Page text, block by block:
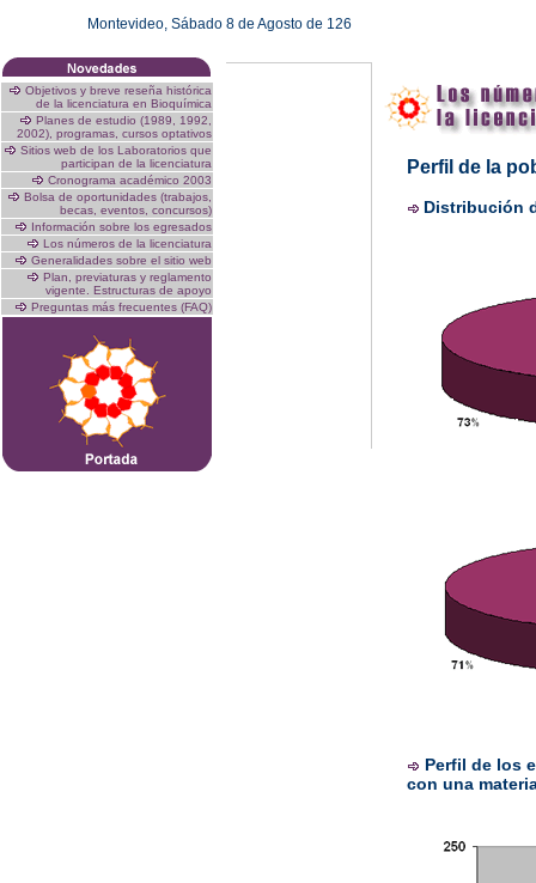
Montevideo, Sábado 8 de Agosto de 126
Objetivos y breve reseña histórica
de la licenciatura en Bioquímica
Planes de estudio (1989, 1992,
2002), programas, cursos optativos
Sitios web de los Laboratorios que
participan de la licenciatura
Cronograma académico 2003
Bolsa de oportunidades (trabajos,
becas, eventos, concursos)
Información sobre los egresados
Los números de la licenciatura
Generalidades sobre el sitio web
Plan, previaturas y reglamento
vigente. Estructuras de apoyo
Preguntas más frecuentes (FAQ)
Perfil de la
Distribución
Perfil de los
con una